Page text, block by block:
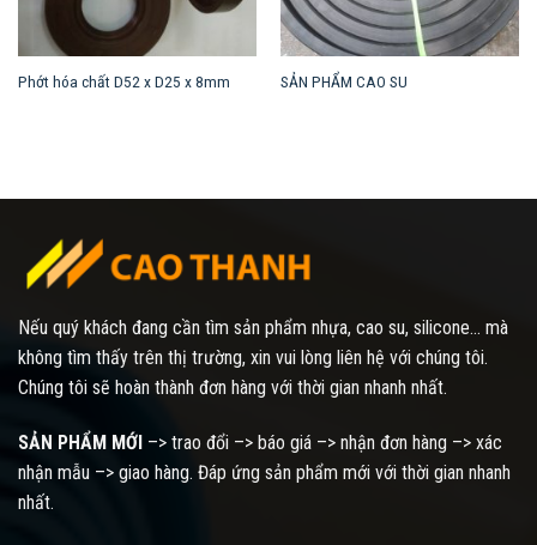
Phớt hóa chất D52 x D25 x 8mm SẢN PHẨM CAO SU
Nếu quý khách đang cần tìm sản phẩm nhựa, cao su, silicone... mà
không tìm thấy trên thị trường, xin vui lòng liên hệ với chúng tôi.
Chúng tôi sẽ hoàn thành đơn hàng với thời gian nhanh nhất.
SẢN PHẨM MỚI –> trao đổi –> báo giá –> nhận đơn hàng –> xác
nhận mẫu –> giao hàng. Đáp ứng sản phẩm mới với thời gian nhanh
nhất.